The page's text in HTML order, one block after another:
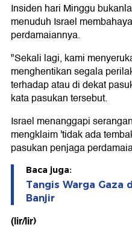
Insiden hari Minggu
menuduh Israel
perdamaiannya.
"Sekali lagi, kami
menghentikan segala
terhadap atau di dekat
kata pasukan tersebut.
Israel menanggapi
mengklaim 'tidak ada
pasukan penjaga
Baca juga:
Tangis Warga Gaza
Banjir
(lir/lir)